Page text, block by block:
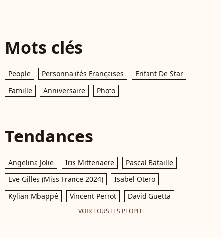
Mots clés
People Personnalités Françaises
Enfant De Star
Famille
Anniversaire Photo
Tendances
Angelina Jolie Iris Mittenaere
Pascal Bataille
Eve Gilles (Miss France 2024)
Isabel Otero
Kylian Mbappé
Vincent Perrot David Guetta
VOIR TOUS LES PEOPLE